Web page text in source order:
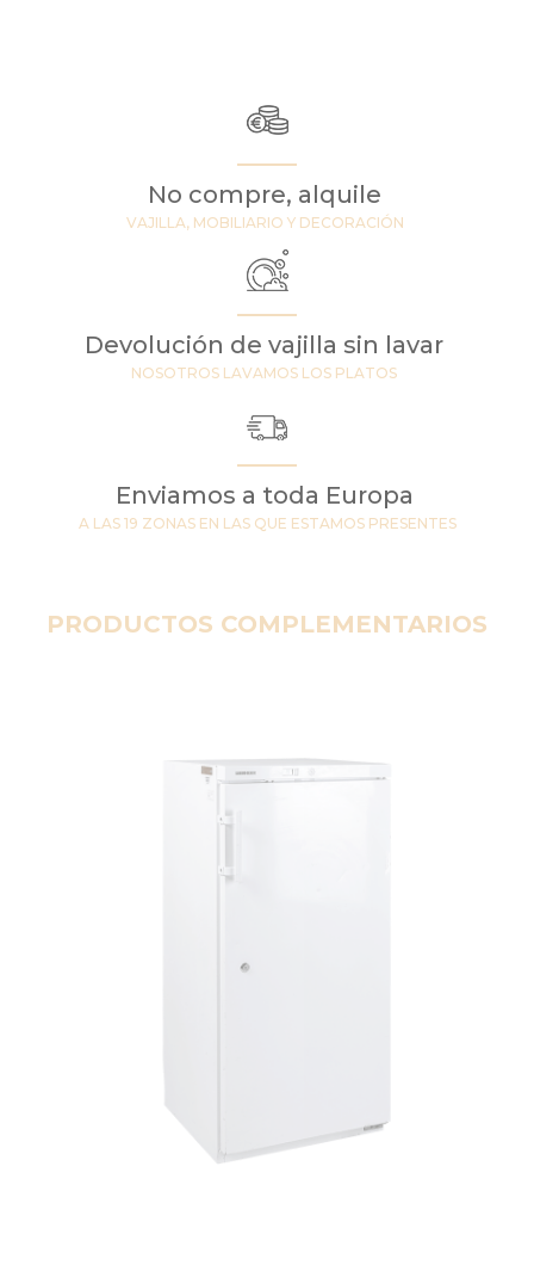
No compre, alquile
VAJILLA, MOBILIARIO Y DECORACIÓN
Devolución de vajilla sin lavar
NOSOTROS LAVAMOS LOS PLATOS
Enviamos a toda Europa
A LAS 19 ZONAS EN LAS QUE ESTAMOS PRESENTES
PRODUCTOS COMPLEMENTARIOS